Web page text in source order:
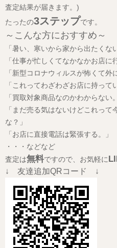
査定結果が届きます。)
たったの3ステップです。
～こんな方におすすめ～
「暑い、寒いから家から出たくな
「仕事が忙しくてなかなかお店に
「新型コロナウィルスが怖くて外
「これってわざわざお店に持って
「買取対象商品なのかわからない
「まだ売る気はないけどこれっ
な？」
「お店に直接電話は緊張する。」
・・・などなど
査定は無料ですので、お気軽に
↓ 友達追加QRコード ↓